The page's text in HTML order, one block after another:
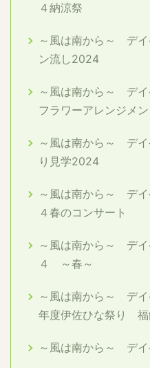
４納涼祭
～風は南から～ デ
ン流し2024
～風は南から～ デ
フラワーアレンジメ
～風は南から～ デ
り見学2024
～風は南から～ デ
４春のコンサート
～風は南から～ デ
４ ～春～
～風は南から～ デ
年度伊佐ひな祭り 福
～風は南から～ デ